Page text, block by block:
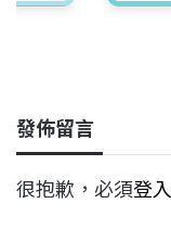
發佈留言
很抱歉，必須登入